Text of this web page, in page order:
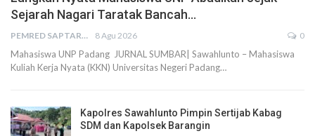
Sejarah Nagari Taratak Bancah…
PEMRED SAPTARIUS 8 Agu 2026 0
Mahasiswa UNP Padang JURNAL SUMBAR| Sawahlunto – Mahasiswa
Kuliah Kerja Nyata (KKN) Universitas Negeri Padang…
Kapolres Sawahlunto Pimpin Sertijab Kabag
SDM dan Kapolsek Barangin